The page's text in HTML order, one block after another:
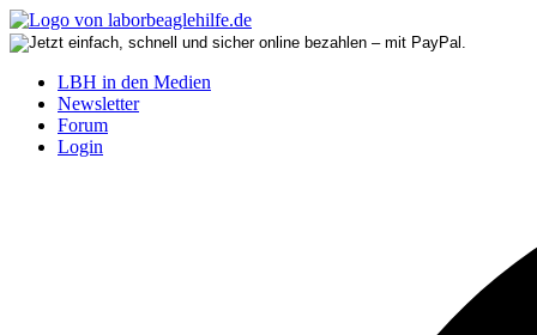
LBH in den Medien
Newsletter
Forum
Login